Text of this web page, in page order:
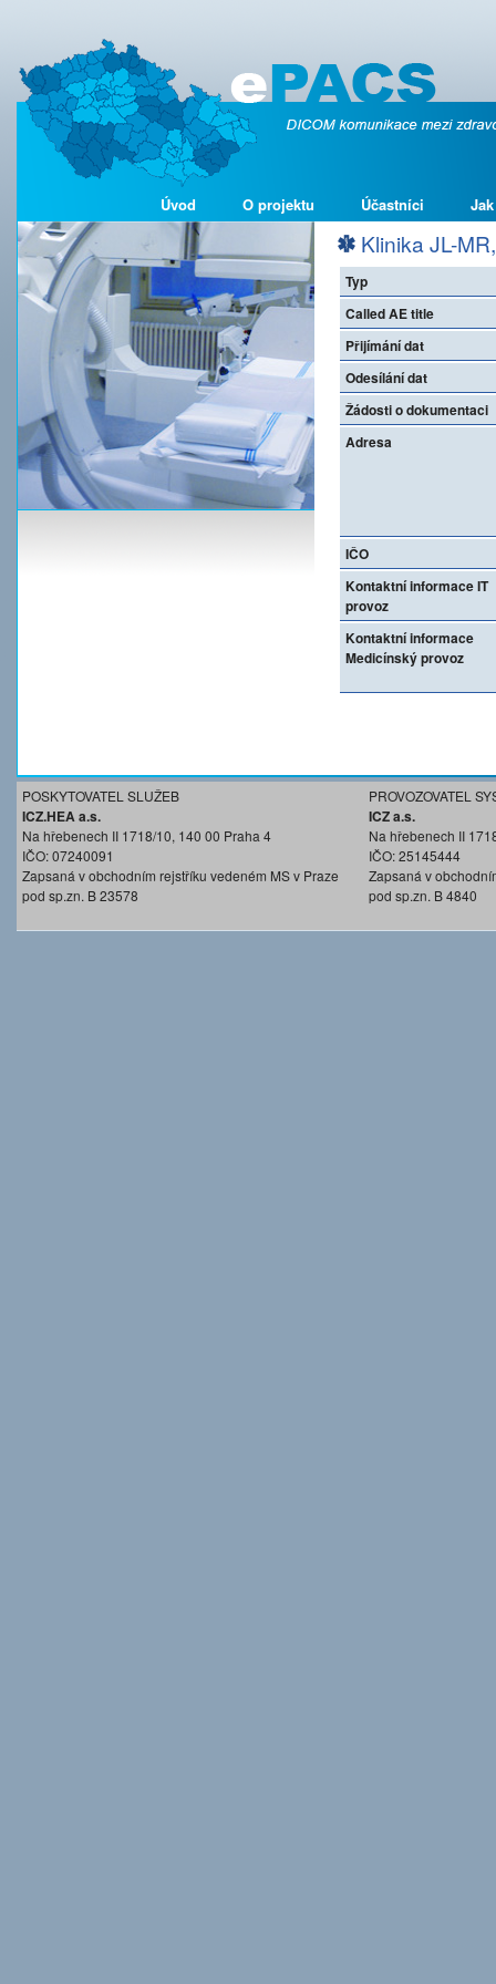
Úvod O projektu Účastníci
Klinika JL-
Typ
Called AE title
Přijímání dat
Odesílání dat
Žádosti o dokumentaci
Adresa
IČO
Kontaktní informace IT
provoz
Kontaktní informace
Medicínský provoz
POSKYTOVATEL SLUŽEB
ICZ.HEA a.s.
Na hřebenech II 1718/10, 140 00 Praha 4
IČO: 07240091
Zapsaná v obchodním rejstříku vedeném MS v Praze
pod sp.zn. B 23578
PROVOZOVATEL
ICZ a.s.
Na hřebenech II
IČO: 25145444
Zapsaná v
pod sp.zn. B 4840